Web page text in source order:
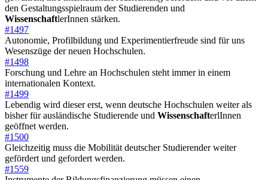
den Gestaltungsspielraum der Studierenden und
WissenschaftlerInnen stärken.
#1497
Autonomie, Profilbildung und Experimentierfreude sind für uns
Wesenszüge der neuen Hochschulen.
#1498
Forschung und Lehre an Hochschulen steht immer in einem
internationalen Kontext.
#1499
Lebendig wird dieser erst, wenn deutsche Hochschulen weiter als
bisher für ausländische Studierende und WissenschafterlInnen
geöffnet werden.
#1500
Gleichzeitig muss die Mobilität deutscher Studierender weiter
gefördert und gefordert werden.
#1559